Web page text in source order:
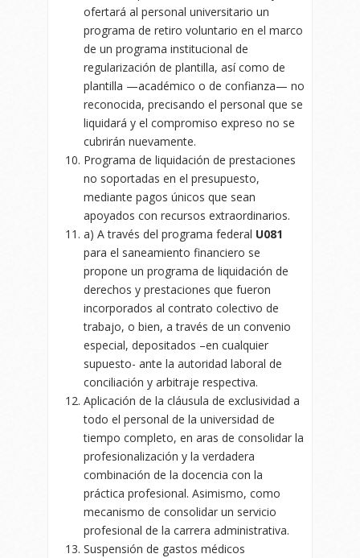
ofertará al personal universitario un
programa de retiro voluntario en el marco
de un programa institucional de
regularización de plantilla, así como de
plantilla —académico o de confianza— no
reconocida, precisando el personal que se
liquidará y el compromiso expreso no se
cubrirán nuevamente.
Programa de liquidación de prestaciones
no soportadas en el presupuesto,
mediante pagos únicos que sean
apoyados con recursos extraordinarios.
a) A través del programa federal U081
para el saneamiento financiero se
propone un programa de liquidación de
derechos y prestaciones que fueron
incorporados al contrato colectivo de
trabajo, o bien, a través de un convenio
especial, depositados –en cualquier
supuesto- ante la autoridad laboral de
conciliación y arbitraje respectiva.
Aplicación de la cláusula de exclusividad a
todo el personal de la universidad de
tiempo completo, en aras de consolidar la
profesionalización y la verdadera
combinación de la docencia con la
práctica profesional. Asimismo, como
mecanismo de consolidar un servicio
profesional de la carrera administrativa.
Suspensión de gastos médicos